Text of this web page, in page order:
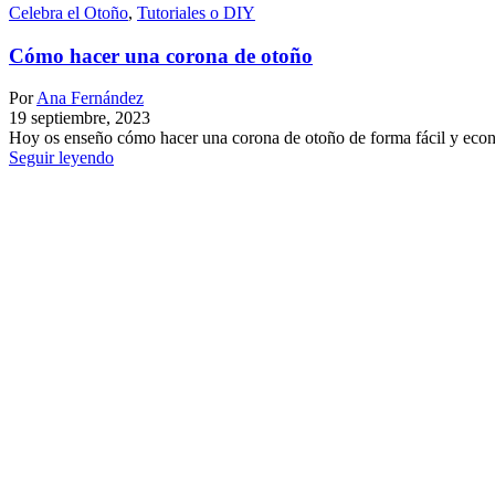
Celebra el Otoño, Tutoriales o DIY
Cómo hacer una corona de otoño
Por Ana Fernández
19 septiembre, 2023
Hoy os enseño cómo hacer una corona de otoño de forma fácil y
Seguir leyendo